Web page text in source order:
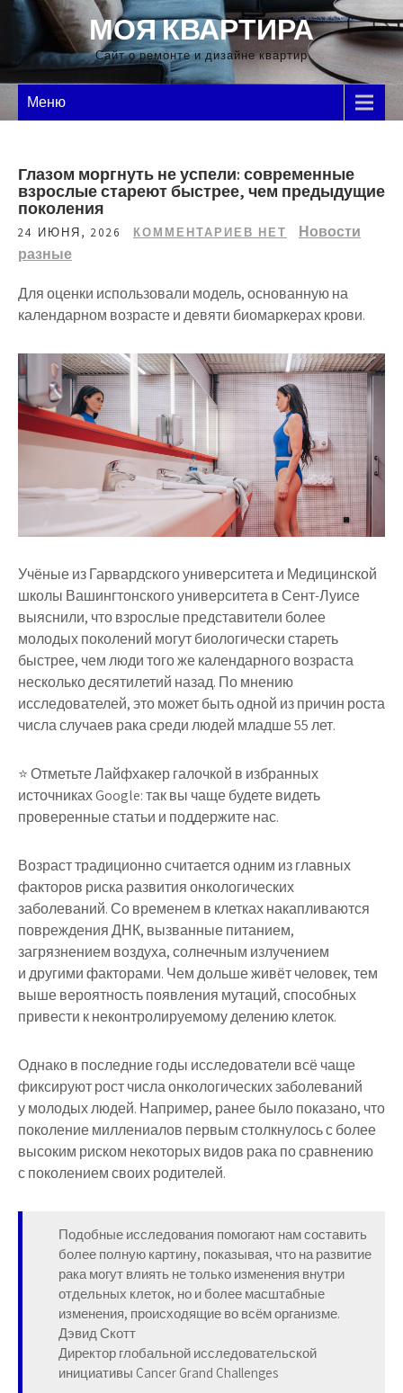
Перейти
содержимому
МОЯ КВАРТИРА
Сайт о ремонте и дизайне квартир
Меню
Глазом моргнуть не успели: современные
взрослые стареют быстрее, чем предыдущие
поколения
24 ИЮНЯ, 2026 КОММЕНТАРИЕВ НЕТ
Новости
разные
Для оценки использовали модель, основанную на
календарном возрасте и девяти биомаркерах крови.
Учёные из Гарвардского университета и Медицинской
школы Вашингтонского университета в Сент-Луисе
выяснили, что взрослые представители более
молодых поколений могут биологически стареть
быстрее, чем люди того же календарного возраста
несколько десятилетий назад. По мнению
исследователей, это может быть одной из причин роста
числа случаев рака среди людей младше 55 лет.
⭐ Отметьте Лайфхакер галочкой в избранных
источниках Google: так вы чаще будете видеть
проверенные статьи и поддержите нас.
Возраст традиционно считается одним из главных
факторов риска развития онкологических
заболеваний. Со временем в клетках накапливаются
повреждения ДНК, вызванные питанием,
загрязнением воздуха, солнечным излучением
и другими факторами. Чем дольше живёт человек, тем
выше вероятность появления мутаций, способных
привести к неконтролируемому делению клеток.
Однако в последние годы исследователи всё чаще
фиксируют рост числа онкологических заболеваний
у молодых людей. Например, ранее было показано, что
поколение миллениалов первым столкнулось с более
высоким риском некоторых видов рака по сравнению
с поколением своих родителей.
Подобные исследования помогают нам составить
более полную картину, показывая, что на развитие
рака могут влиять не только изменения внутри
отдельных клеток, но и более масштабные
изменения, происходящие во всём организме.
Дэвид Скотт
Директор глобальной исследовательской
инициативы Cancer Grand Challenges